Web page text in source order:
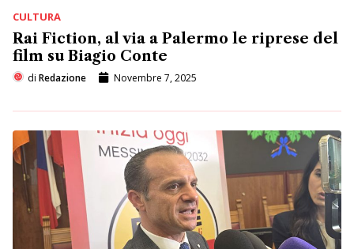
CULTURA
Rai Fiction, al via a Palermo le riprese del
film su Biagio Conte
di Redazione Novembre 7, 2025